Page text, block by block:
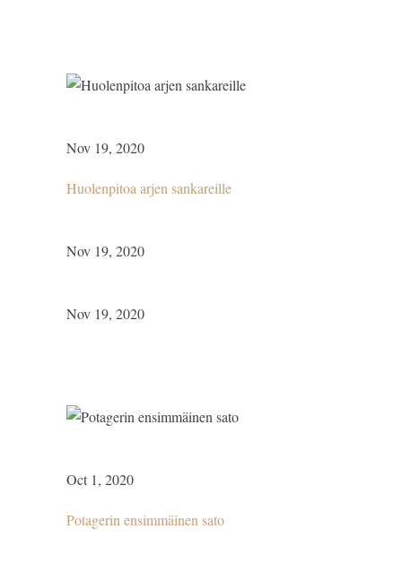
Nov 19, 2020
Huolenpitoa arjen sankareille
Nov 19, 2020
Nov 19, 2020
Oct 1, 2020
Potagerin ensimmäinen sato